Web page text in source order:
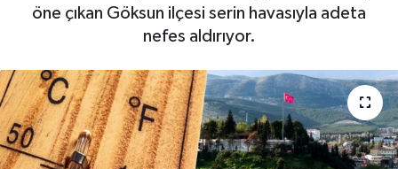
öne çıkan Göksun ilçesi serin havasıyla adeta
nefes aldırıyor.